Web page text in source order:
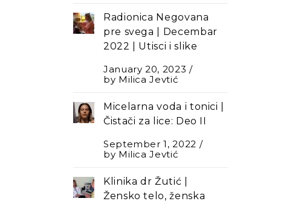
Radionica Negovana
pre svega | Decembar
2022 | Utisci i slike
January 20, 2023
by Milica Jevtić
Micelarna voda i tonici |
Čistači za lice: Deo II
September 1, 2022
by Milica Jevtić
Klinika dr Žutić |
Žensko telo, ženska